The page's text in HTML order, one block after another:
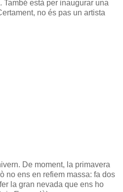
està per inaugurar una
no és pas un artista
De moment, la primavera
no ens en refiem massa: fa dos
la gran nevada que ens ho